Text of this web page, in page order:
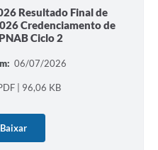
Resultado Final de
Credenciamento de
Ciclo 2
06/07/2026
| 96,06 KB
Baixar